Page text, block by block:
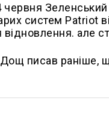
червня
систем Patriot
але
Дощ писав раніше,